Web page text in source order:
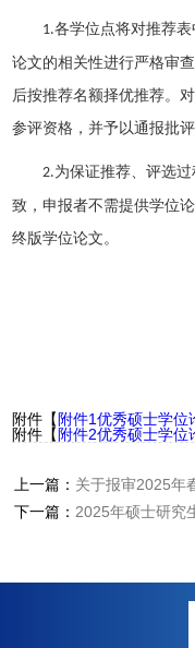
1.各学位点将对推荐
论文的相关性进行严格审
后按推荐名额择优推荐。
参评资格，并予以通报批评
2.为保证推荐、评选
致，申报者不需提供学位
终版学位论文。
附件【 附件1优秀硕士学位
附件【 附件2优秀硕士学
上一篇： 关于报审2025年
下一篇： 2025年硕士研究